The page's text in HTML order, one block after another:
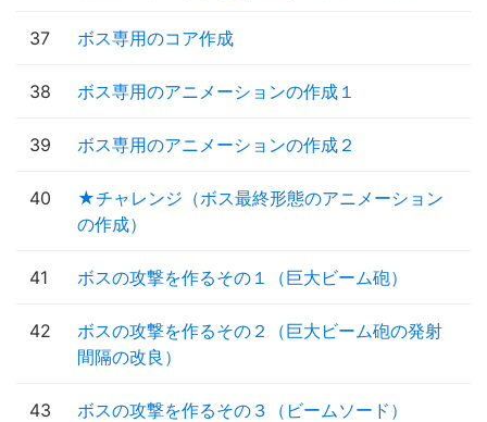
37 ボス専用のコア作成
38 ボス専用のアニメーションの作成１
39 ボス専用のアニメーションの作成２
40
★チャレンジ（ボス最終形態のアニメーション
の作成）
41 ボスの攻撃を作るその１（巨大ビーム砲）
42
ボスの攻撃を作るその２（巨大ビーム砲の発射
間隔の改良）
43 ボスの攻撃を作るその３（ビームソード）